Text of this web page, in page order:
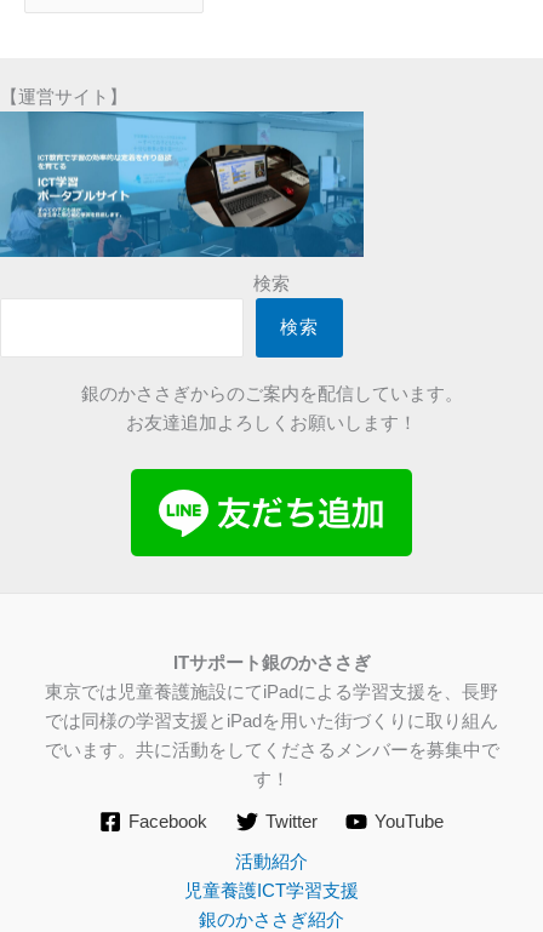
ブ
【運営サイト】
検索
検索
銀のかささぎからのご案内を配信しています。
お友達追加よろしくお願いします！
ITサポート銀のかささぎ
東京では児童養護施設にてiPadによる学習支援を、長野
では同様の学習支援とiPadを用いた街づくりに取り組ん
でいます。共に活動をしてくださるメンバーを募集中で
す！
Facebook Twitter YouTube
活動紹介
児童養護ICT学習支援
銀のかささぎ紹介